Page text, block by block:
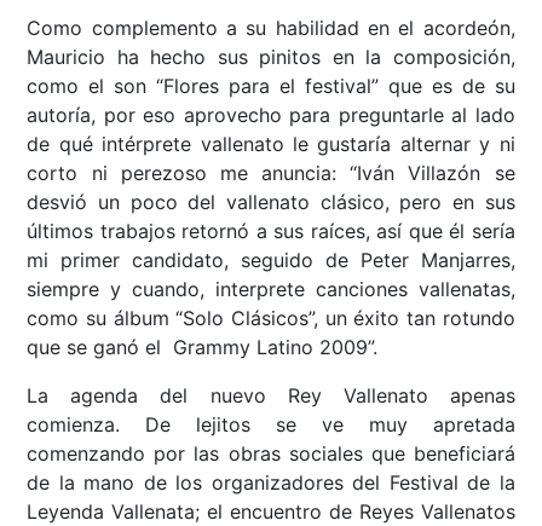
Como complemento a su habilidad en el acordeón,
Mauricio ha hecho sus pinitos en la composición,
como el son “Flores para el festival” que es de su
autoría, por eso aprovecho para preguntarle al lado
de qué intérprete vallenato le gustaría alternar y ni
corto ni perezoso me anuncia: “Iván Villazón se
desvió un poco del vallenato clásico, pero en sus
últimos trabajos retornó a sus raíces, así que él sería
mi primer candidato, seguido de Peter Manjarres,
siempre y cuando, interprete canciones vallenatas,
como su álbum “Solo Clásicos”, un éxito tan rotundo
que se ganó el Grammy Latino 2009”.
La agenda del nuevo Rey Vallenato apenas
comienza. De lejitos se ve muy apretada
comenzando por las obras sociales que beneficiará
de la mano de los organizadores del Festival de la
Leyenda Vallenata; el encuentro de Reyes Vallenatos